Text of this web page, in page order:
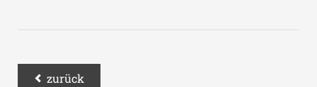
zurück